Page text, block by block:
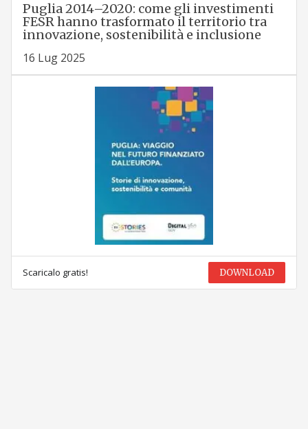
Puglia 2014–2020: come gli investimenti
FESR hanno trasformato il territorio tra
innovazione, sostenibilità e inclusione
16 Lug 2025
Scaricalo gratis! DOWNLOAD